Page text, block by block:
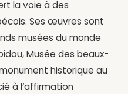
la voie à des
Ses œuvres sont
musées du monde
Musée des beaux-
historique au
à l’affirmation